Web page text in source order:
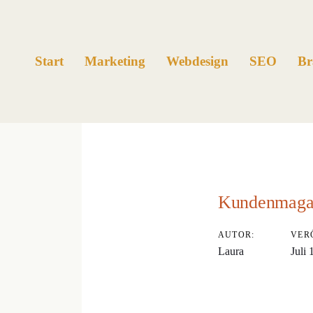
Navigation
Start Marketing Webdesign SEO
AUTOR:
Laura Juli